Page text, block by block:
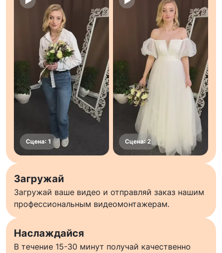
Загружай
Загружай ваше видео и отправляй заказ нашим
профессиональным видеомонтажерам.
Наслаждайся
В течение 15-30 минут получай качественно